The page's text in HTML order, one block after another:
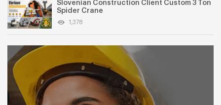
Slovenian Construction Client Custom 3 Ton
Spider Crane
1,378